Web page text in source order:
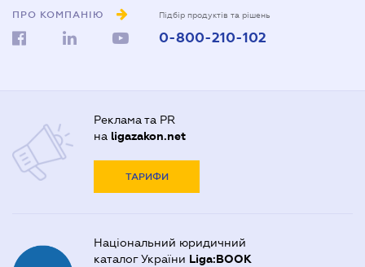
ПРО КОМПАНІЮ Підбір продуктів та рішень
0-800-210-102
Реклама та PR
на ligazakon.net
ТАРИФИ
Національний юридичний
каталог України Liga:BOOK